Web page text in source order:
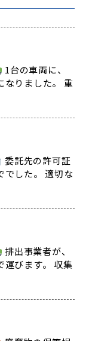
1台の車両に、
なりました。 重
委託先の許可証
でした。 適切な
排出事業者が、
運びます。 収集